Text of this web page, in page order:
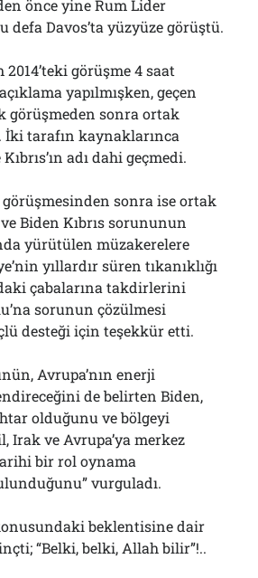
önce yine Rum Lider
defa Davos’ta yüzyüze görüştü.
2014’teki görüşme 4 saat
yapılmışken, geçen
görüşmeden sonra ortak
İki tarafın kaynaklarınca
adı dahi geçmedi.
sonra ise ortak
Biden Kıbrıs sorununun
yürütülen müzakerelere
yıllardır süren tıkanıklığı
çabalarına takdirlerini
sorunun çözülmesi
desteği için teşekkür etti.
Avrupa’nın enerji
de belirten Biden,
olduğunu ve bölgeyi
Irak ve Avrupa’ya merkez
bir rol oynama
vurguladı.
beklentisine dair
“Belki, belki, Allah bilir”!..